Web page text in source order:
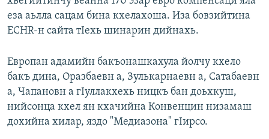
еза аьлла сацам бина кхелахоша. Иза бовзийтина
ECHR-н сайта тIехь шинарин дийнахь.
Европан адамийн бакъонашкахула йолчу кхело
бакъ дина, Оразбаевн а, Зулькарнаевн а, Сатабаевн
а, Чапановн а гIуллакхехь ницкъ бан доьхкуш,
нийсонца кхел ян кхачийна Конвенцин низамаш
дохийна хилар, яздо "Медиазона" гIирсо.